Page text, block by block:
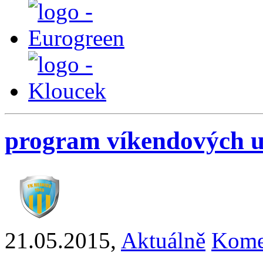
program víkendových
21.05.2015, Aktuálně